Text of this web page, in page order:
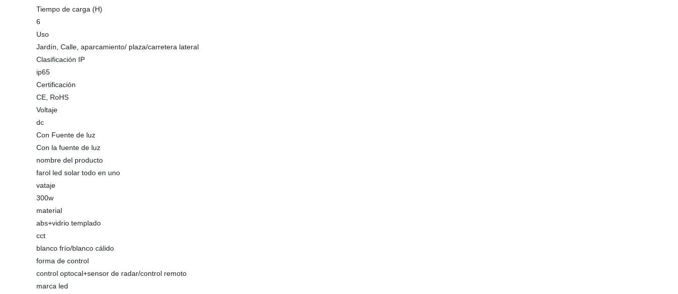
Tiempo de carga (H)
6
Uso
Jardín, Calle, aparcamiento/ plaza/carretera lateral
Clasificación IP
ip65
Certificación
CE, RoHS
Voltaje
dc
Con Fuente de luz
Con la fuente de luz
nombre del producto
farol led solar todo en uno
vataje
300w
material
abs+vidrio templado
cct
blanco frío/blanco cálido
forma de control
control optocal+sensor de radar/control remoto
marca led